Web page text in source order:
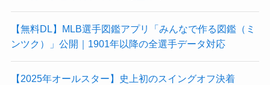
【無料DL】MLB選手図鑑アプリ「みんなで作る図鑑（ミ
ンツク）」公開｜1901年以降の全選手データ対応
【2025年オールスター】史上初のスイングオフ決着